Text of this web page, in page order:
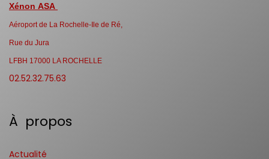
Xénon ASA
Aéroport de La Rochelle-Ile de Ré,
Rue du Jura
LFBH 17000 LA ROCHELLE
02.52.32.75.63
À propos
Actualité